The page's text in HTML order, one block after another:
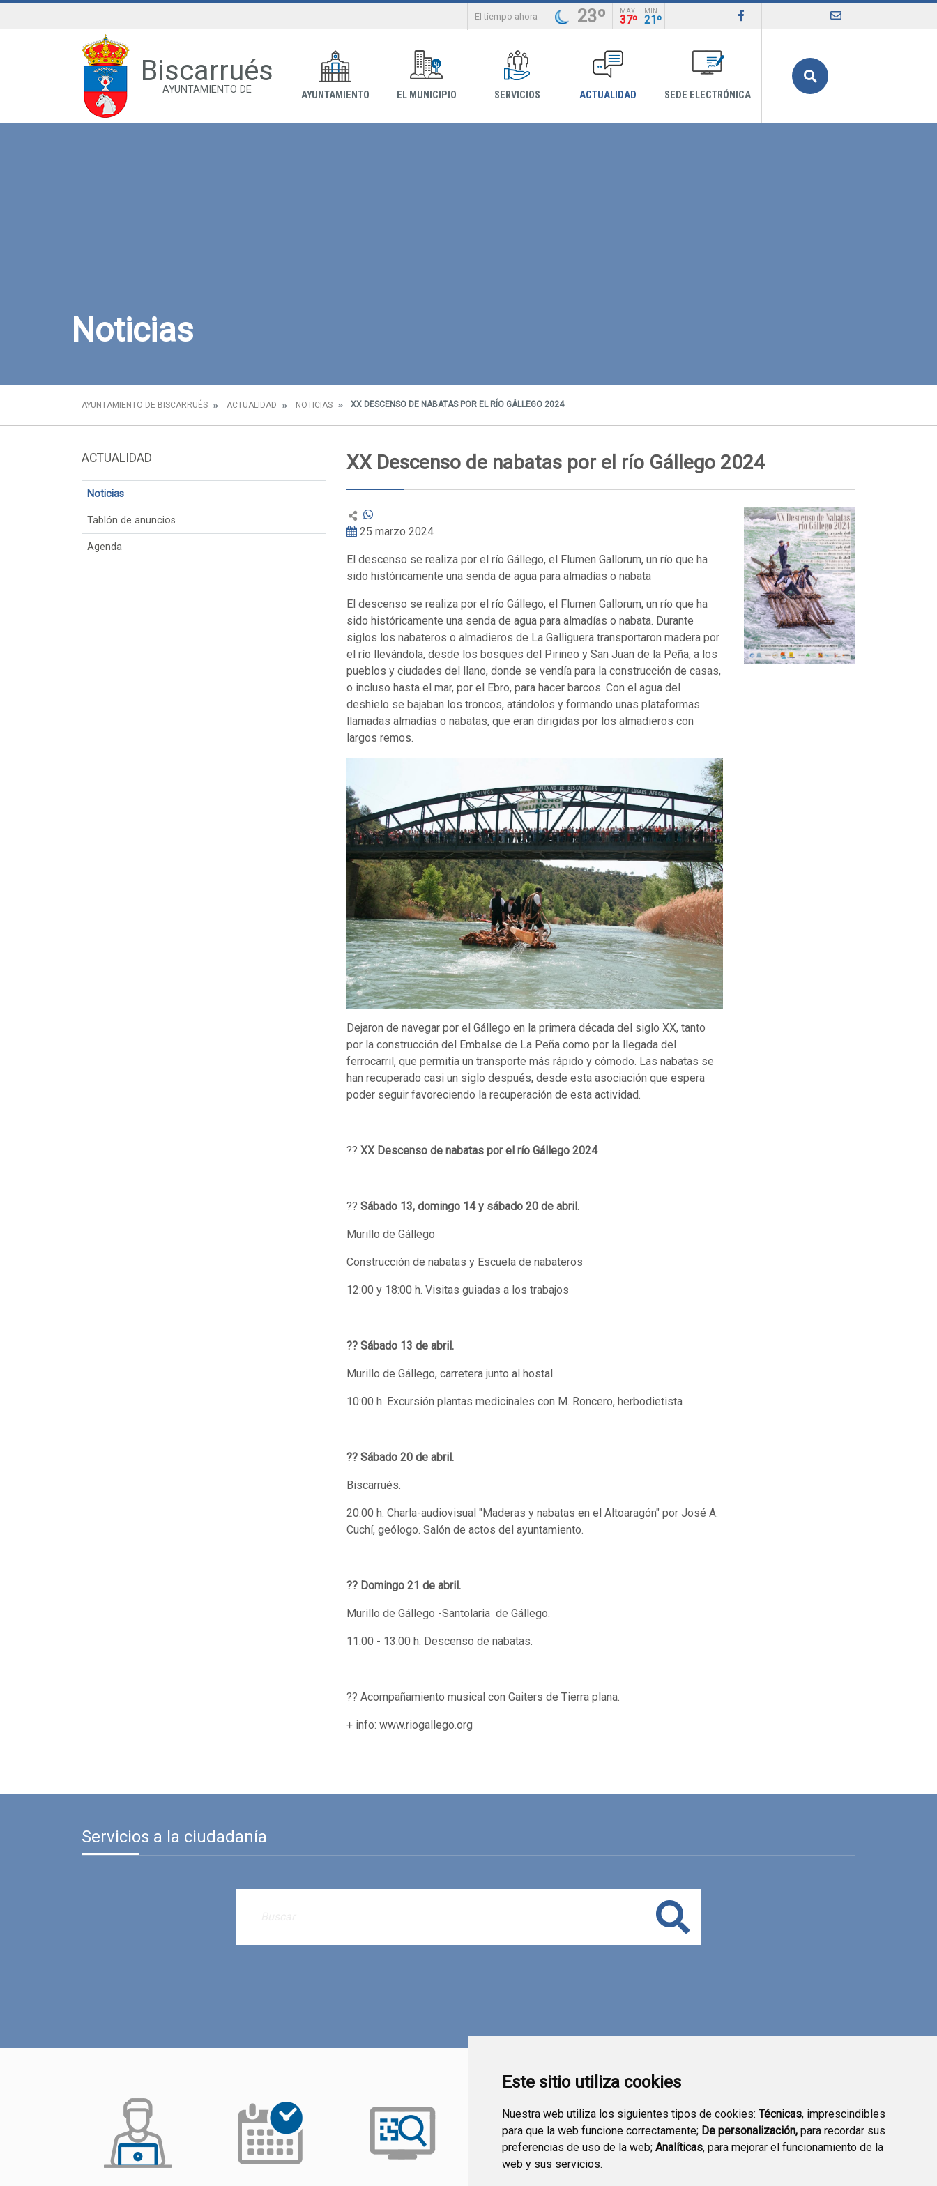
Este sitio utiliza cookies
Nuestra web utiliza los siguientes tipos de cookies: Técnicas, imprescindibles
para que la web funcione correctamente; De personalización, para recordar sus
preferencias de uso de la web; Analíticas, para mejorar el funcionamiento de la
web y sus servicios.
El tiempo ahora 23º MAX
37º
MIN
21º
Biscarrués
AYUNTAMIENTO DE AYUNTAMIENTO EL MUNICIPIO SERVICIOS ACTUALIDAD SEDE ELECTRÓNICA
Noticias
AYUNTAMIENTO DE BISCARRUÉS ACTUALIDAD NOTICIAS XX DESCENSO DE NABATAS POR EL RÍO GÁLLEGO 2024
ACTUALIDAD
Noticias
Tablón de anuncios
Agenda
XX Descenso de nabatas por el río Gállego 2024
25 marzo 2024
El descenso se realiza por el río Gállego, el Flumen Gallorum, un río que ha
sido históricamente una senda de agua para almadías o nabata
El descenso se realiza por el río Gállego, el Flumen Gallorum, un río que ha
sido históricamente una senda de agua para almadías o nabata. Durante
siglos los nabateros o almadieros de La Galliguera transportaron madera por
el río llevándola, desde los bosques del Pirineo y San Juan de la Peña, a los
pueblos y ciudades del llano, donde se vendía para la construcción de casas,
o incluso hasta el mar, por el Ebro, para hacer barcos. Con el agua del
deshielo se bajaban los troncos, atándolos y formando unas plataformas
llamadas almadías o nabatas, que eran dirigidas por los almadieros con
largos remos.
Dejaron de navegar por el Gállego en la primera década del siglo XX, tanto
por la construcción del Embalse de La Peña como por la llegada del
ferrocarril, que permitía un transporte más rápido y cómodo. Las nabatas se
han recuperado casi un siglo después, desde esta asociación que espera
poder seguir favoreciendo la recuperación de esta actividad.
?? XX Descenso de nabatas por el río Gállego 2024
?? Sábado 13, domingo 14 y sábado 20 de abril.
Murillo de Gállego
Construcción de nabatas y Escuela de nabateros
12:00 y 18:00 h. Visitas guiadas a los trabajos
?? Sábado 13 de abril.
Murillo de Gállego, carretera junto al hostal.
10:00 h. Excursión plantas medicinales con M. Roncero, herbodietista
?? Sábado 20 de abril.
Biscarrués.
20:00 h. Charla-audiovisual "Maderas y nabatas en el Altoaragón" por José A.
Cuchí, geólogo. Salón de actos del ayuntamiento.
?? Domingo 21 de abril.
Murillo de Gállego -Santolaria de Gállego.
11:00 - 13:00 h. Descenso de nabatas.
?? Acompañamiento musical con Gaiters de Tierra plana.
+ info: www.riogallego.org
Servicios a la ciudadanía
Buscar